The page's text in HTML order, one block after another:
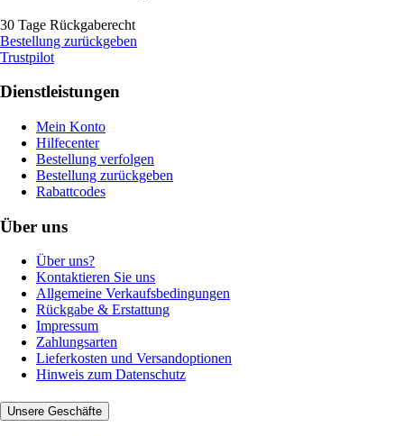
30 Tage Rückgaberecht
Bestellung zurückgeben
Trustpilot
Dienstleistungen
Mein Konto
Hilfecenter
Bestellung verfolgen
Bestellung zurückgeben
Rabattcodes
Über uns
Über uns?
Kontaktieren Sie uns
Allgemeine Verkaufsbedingungen
Rückgabe & Erstattung
Impressum
Zahlungsarten
Lieferkosten und Versandoptionen
Hinweis zum Datenschutz
Unsere Geschäfte